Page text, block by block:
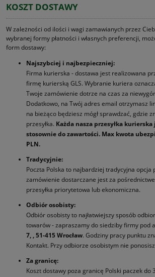
KOSZT DOSTAWY
W zależności od ilości i wagi zamawianych przez
wybranej formy płatności i własnych preferencji,
form dostawy:
Najszybciej i najbezpieczniej:
Firma kurierska - dostawa jest realizowana
firmę kurierską GLS. Wybranie kuriera
Twoje zamówienie dotrze na czas za
Dodatkowo, na Twój adres email otrzymasz
na bieżąco będziesz mógł sprawdzać, gdzie
przesyłka. Każda nasza przesyłka
stosownie do zawartości. Max kwota
PLN.
Tradycyjnie:
Poczta Polska to najbardziej tradycyjna opcja
zamówienie dostarczane jest za
przesyłka priorytetowa lub ekonomiczna.
Odbiór osobisty:
Odbiór osobisty ­to najłatwiejszy sposób
towarów - zapraszamy do siedziby firmy pod
7, , 51-415 Wrocław. Godziny pracy punktu
Kontakt. Przy odbiorze osobistym nie
Za granicę:
Koszt dostawy poza granicę Polski paczek do